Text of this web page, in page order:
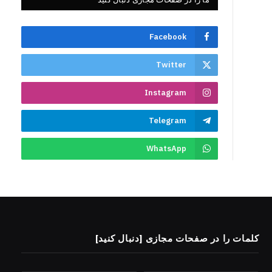
Facebook
Twitter
Instagram
Telegram
WhatsApp
کلمات را در صفحات مجازی [دنبال کنید]